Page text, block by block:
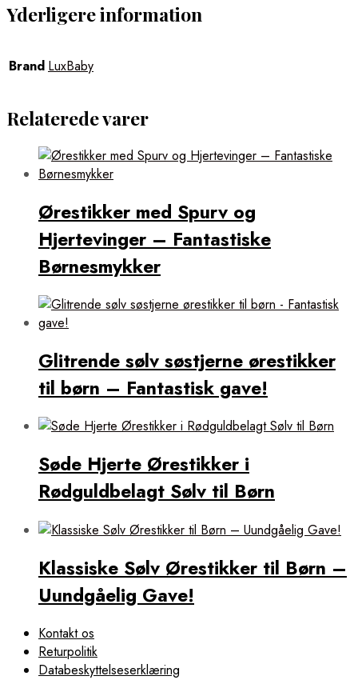
Yderligere information
Brand LuxBaby
Relaterede varer
Ørestikker med Spurv og
Hjertevinger – Fantastiske
Børnesmykker
Glitrende sølv søstjerne ørestikker
til børn – Fantastisk gave!
Søde Hjerte Ørestikker i
Rødguldbelagt Sølv til Børn
Klassiske Sølv Ørestikker til Børn –
Uundgåelig Gave!
Kontakt os
Returpolitik
Databeskyttelseserklæring